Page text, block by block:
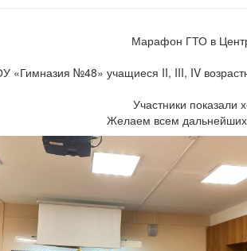
Марафон ГТО в
«Гимназия №48» учащиеся II, III, IV
Участники показали
Желаем всем дальнейших